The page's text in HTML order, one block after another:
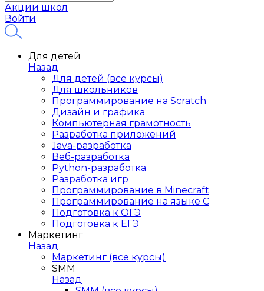
Акции школ
Войти
Для детей
Назад
Для детей (все курсы)
Для школьников
Программирование на Scratch
Дизайн и графика
Компьютерная грамотность
Разработка приложений
Java-разработка
Веб-разработка
Python-разработка
Разработка игр
Программирование в Minecraft
Программирование на языке C
Подготовка к ОГЭ
Подготовка к ЕГЭ
Маркетинг
Назад
Маркетинг (все курсы)
SMM
Назад